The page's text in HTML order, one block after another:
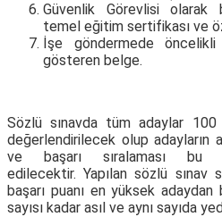
Güvenlik Görevlisi olarak
temel eğitim sertifikası ve
İşe göndermede öncelikli
gösteren belge.
Sözlü sınavda tüm adaylar
değerlendirilecek olup adayların
ve başarı sıralaması bu
edilecektir. Yapılan sözlü sınav
başarı puanı en yüksek
sayısı kadar asıl ve aynı sayıda